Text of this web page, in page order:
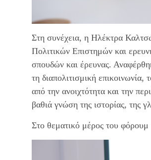
Στη συνέχεια, η Ηλέκτρα
Πολιτικών Επιστημών και
σπουδών και έρευνας.
τη διαπολιτισμική
από την ανοιχτότητα και την
βαθιά γνώση της ιστορίας, της
Στο θεματικό μέρος του φόρουμ